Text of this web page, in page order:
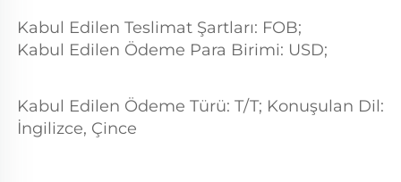
Kabul Edilen Teslimat Şartları: FOB;
Kabul Edilen Ödeme Para Birimi: USD;
Kabul Edilen Ödeme Türü: T/T; Konuşulan Dil:
İngilizce, Çince